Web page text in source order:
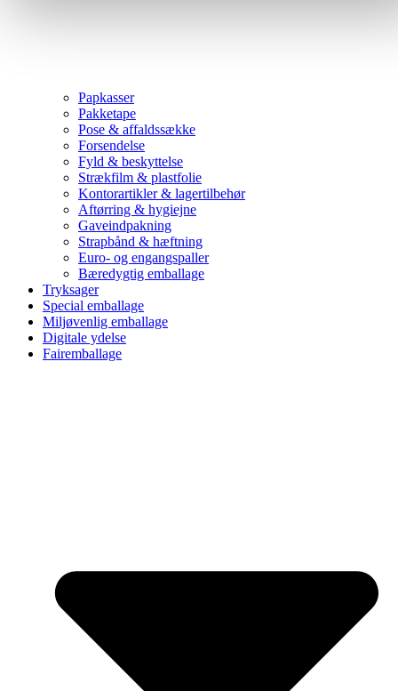
Papkasser
Pakketape
Pose & affaldssække
Forsendelse
Fyld & beskyttelse
Strækfilm & plastfolie
Kontorartikler & lagertilbehør
Aftørring & hygiejne
Gaveindpakning
Strapbånd & hæftning
Euro- og engangspaller
Bæredygtig emballage
Tryksager
Special emballage
Miljøvenlig emballage
Digitale ydelse
Fairemballage